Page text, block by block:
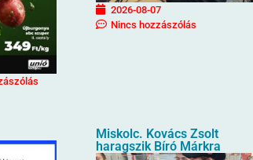
2026-08-07
Nincs hozzászólás
Miskolc. Kovács Zsolt
haragszik Bíró Márkra